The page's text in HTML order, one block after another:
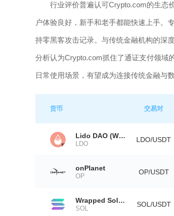
行业评价普遍认可Crypto.com的生态
户体验良好，新手和老手都能快速上手。
持零黑客攻击记录。与传统金融机构的深
分析认为Crypto.com抓住了通证支付领
日常使用场景，有望成为连接传统金融与
货币 交易对
Lido DAO (Wormhole)
LDO
LDO/USDT
onPlanet
OP
OP/USDT
Wrapped Solana
SOL
SOL/USDT